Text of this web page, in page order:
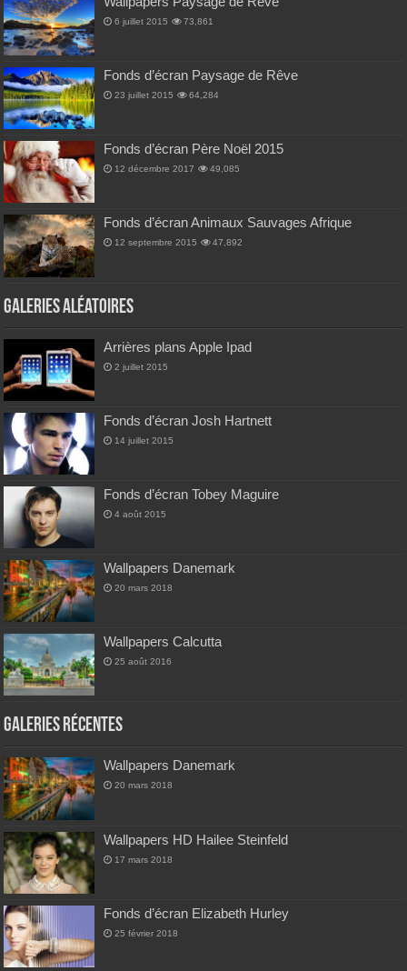
6 juillet 2015 73,861
Fonds d’écran Paysage de Rêve
23 juillet 2015 64,284
Fonds d’écran Père Noël 2015
12 décembre 2017 49,085
Fonds d’écran Animaux Sauvages Afrique
12 septembre 2015 47,892
Galeries Aléatoires
Arrières plans Apple Ipad
2 juillet 2015
Fonds d’écran Josh Hartnett
14 juillet 2015
Fonds d’écran Tobey Maguire
4 août 2015
Wallpapers Danemark
20 mars 2018
Wallpapers Calcutta
25 août 2016
Galeries Récentes
Wallpapers Danemark
20 mars 2018
Wallpapers HD Hailee Steinfeld
17 mars 2018
Fonds d’écran Elizabeth Hurley
25 février 2018